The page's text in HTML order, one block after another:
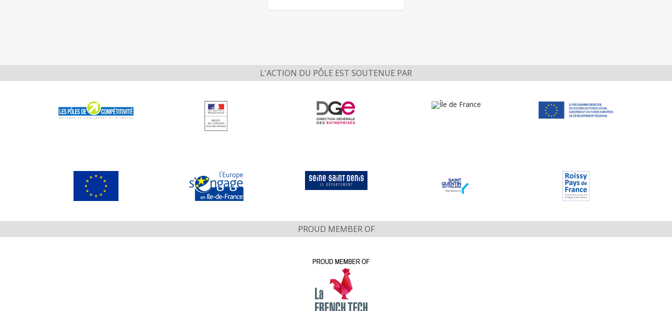
L'ACTION DU PÔLE EST SOUTENUE PAR
PROUD MEMBER OF